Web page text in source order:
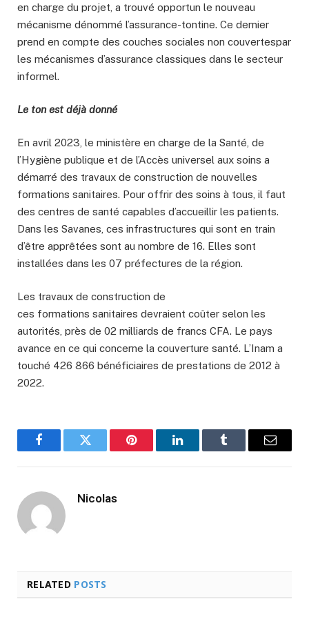
en charge du projet, a trouvé opportun le nouveau
mécanisme dénommé l’assurance-tontine. Ce dernier
prend en compte des couches sociales non couvertespar
les mécanismes d’assurance classiques dans le secteur
informel.
Le ton est déjà donné
En avril 2023, le ministère en charge de la Santé, de
l’Hygiène publique et de l’Accès universel aux soins a
démarré des travaux de construction de nouvelles
formations sanitaires. Pour offrir des soins à tous, il faut
des centres de santé capables d’accueillir les patients.
Dans les Savanes, ces infrastructures qui sont en train
d’être apprêtées sont au nombre de 16. Elles sont
installées dans les 07 préfectures de la région.
Les travaux de construction de
ces formations sanitaires devraient coûter selon les
autorités, près de 02 milliards de francs CFA. Le pays
avance en ce qui concerne la couverture santé. L’Inam a
touché 426 866 bénéficiaires de prestations de 2012 à
2022.
FacebookTwitter Pinterest LinkedInTumblr Email
Nicolas
RELATED POSTS